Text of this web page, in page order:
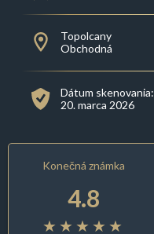
Topolcany
Obchodná
Dátum skenovania:
20. marca 2026
Konečná známka
4.8